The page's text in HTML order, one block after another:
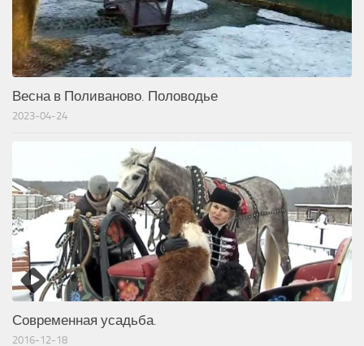
Весна в Поливаново. Половодье
2023-04-24
Современная усадьба.
2016-12-18